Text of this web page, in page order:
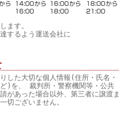
ます。
するよう運送会社に
した大切な個人情報(住所・氏名・
)を、 裁判所・警察機関等・公共
があった場合以外、第三者に譲渡ま
切ございません。